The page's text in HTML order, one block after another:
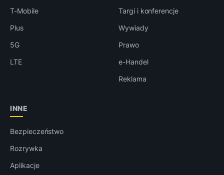
T-Mobile
Plus
5G
LTE
Targi i konferencje
Wywiady
Prawo
e-Handel
Reklama
INNE
Bezpieczeństwo
Rozrywka
Aplikacje